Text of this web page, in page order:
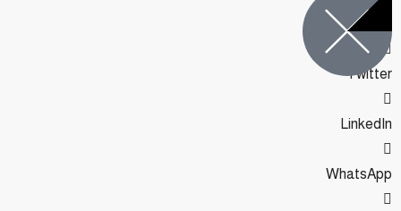
Facebook
Twitter
LinkedIn
WhatsApp